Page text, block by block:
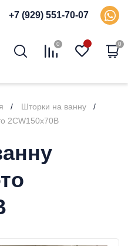
+7 (929) 551-70-07
0 0
Шторки на ванну
2CW150х70B